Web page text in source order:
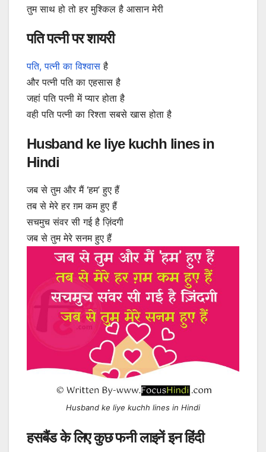
तुम साथ हो तो हर मुश्किल है आसान मेरी
पति पत्नी पर शायरी
पति, पत्नी का विश्वास है
और पत्नी पति का एहसास है
जहां पति पत्नी में प्यार होता है
वही पति पत्नी का रिश्ता सबसे खास होता है
Husband ke liye kuchh lines in
Hindi
जब से तुम और मैं ‘हम’ हुए हैं
तब से मेरे हर ग़म कम हुए हैं
सचमुच संवर सी गई है ज़िंदगी
जब से तुम मेरे सनम हुए हैं
Husband ke liye kuchh lines in Hindi
हसबैंड के लिए कुछ फनी लाइनें इन हिंदी